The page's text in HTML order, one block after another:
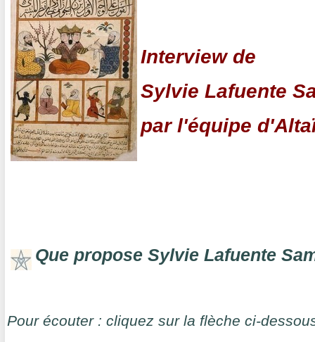
Interview de
Sylvie Lafuente
par l'équipe
Que propose Sylvie Lafuente
Pour écouter : cliquez sur la flèche ci-